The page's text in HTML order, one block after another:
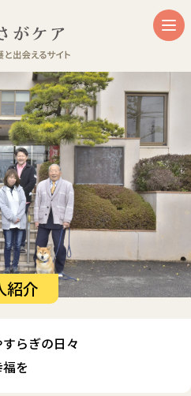
紹介
らぎの日々
を